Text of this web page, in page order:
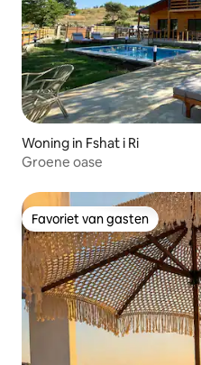
Woning in Fshat i Ri
Groene oase
Favoriet van gasten
Favoriet van gasten